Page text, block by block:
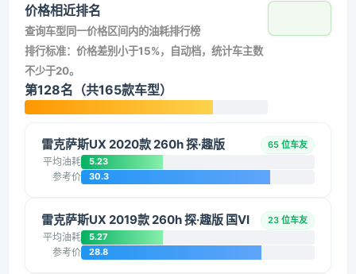
价格相近排名
查询车型同一价格区间内的油耗排行榜
排行标准：价格差别小于15%，自动档，统计车主数
不少于20。
第128名（共165款车型）
雷克萨斯UX 2020款 260h 探·趣版 65 位车友
平均油耗 5.23
参考价 30.3
雷克萨斯UX 2019款 260h 探·趣版 国VI 23 位车友
平均油耗 5.27
参考价 28.8